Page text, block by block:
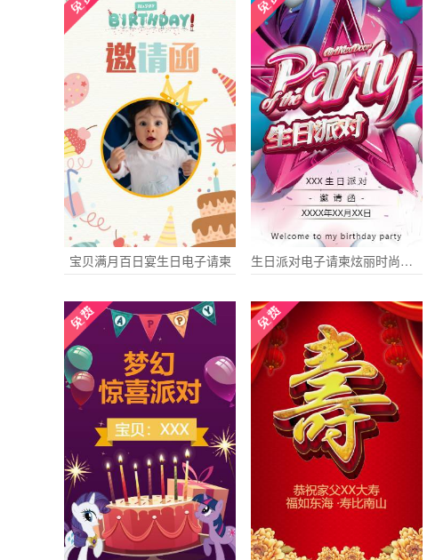
宝贝满月百日宴生日电子请柬 生日派对电子请柬炫丽时尚模板